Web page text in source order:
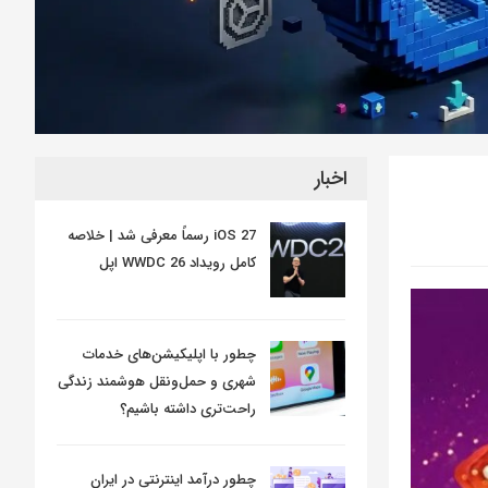
اخبار
iOS 27 رسماً معرفی شد | خلاصه
کامل رویداد WWDC 26 اپل
چطور با اپلیکیشن‌های خدمات
شهری و حمل‌ونقل هوشمند زندگی
راحت‌تری داشته باشیم؟
چطور درآمد اینترنتی در ایران